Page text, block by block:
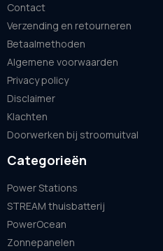
Contact
Verzending en retourneren
Betaalmethoden
Algemene voorwaarden
Privacy policy
Disclaimer
Klachten
Doorwerken bij stroomuitval
Categorieën
Power Stations
STREAM thuisbatterij
PowerOcean
Zonnepanelen